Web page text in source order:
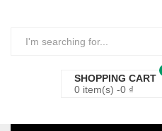
SHOPPING CART
0 item(s) -0 ₫